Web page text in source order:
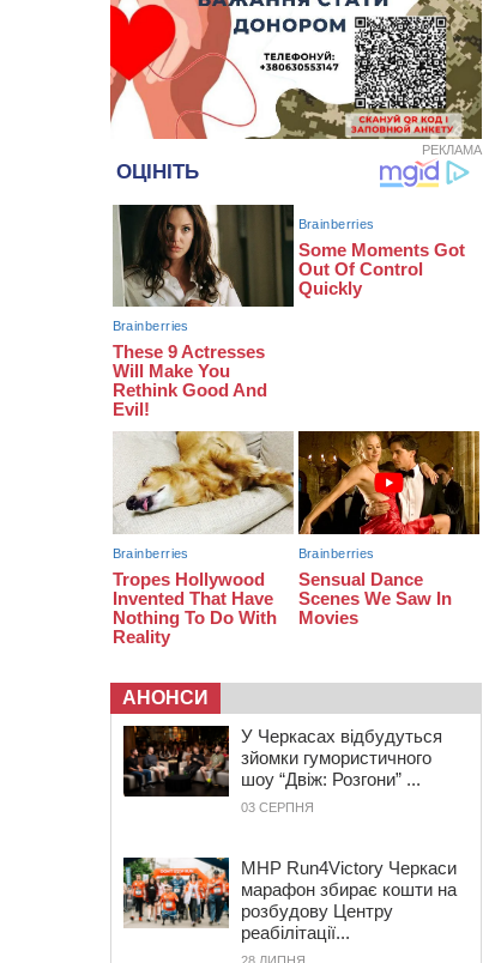
11:14
Збитки понад 100 тисяч гривень:
на Золотоніщині правоохоронці
виявили 700 метрів
браконьєрських сіток
10:33
У Черкасах легковик зіткнувся із
вантажівкою й “відлетів” у стіну:
постраждав підліток
09:49 ДНК-експертиза через 21 місяць
підтвердила загибель захисника
зі Сміли
09:13 У Черкасах 18-річний хлопець
поранив себе ножем у відділенні
пошти
08:50 Керівницю черкаського
реабілітаційного центру обрали на
РЕКЛАМА
АНОНСИ
У Черкасах відбудуться
зйомки гумористичного
шоу “Двіж: Розгони” ...
03 СЕРПНЯ
MHP Run4Victory Черкаси
марафон збирає кошти на
розбудову Центру
реабілітації...